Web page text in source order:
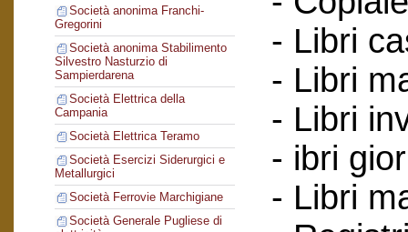
Società anonima Franchi-
Gregorini
Società anonima Stabilimento
Silvestro Nasturzio di
Sampierdarena
Società Elettrica della
Campania
Società Elettrica Teramo
Società Esercizi Siderurgici e
Metallurgici
Società Ferrovie Marchigiane
Società Generale Pugliese di
- Libri
- Libri
- Libri
- ibri
- Libri